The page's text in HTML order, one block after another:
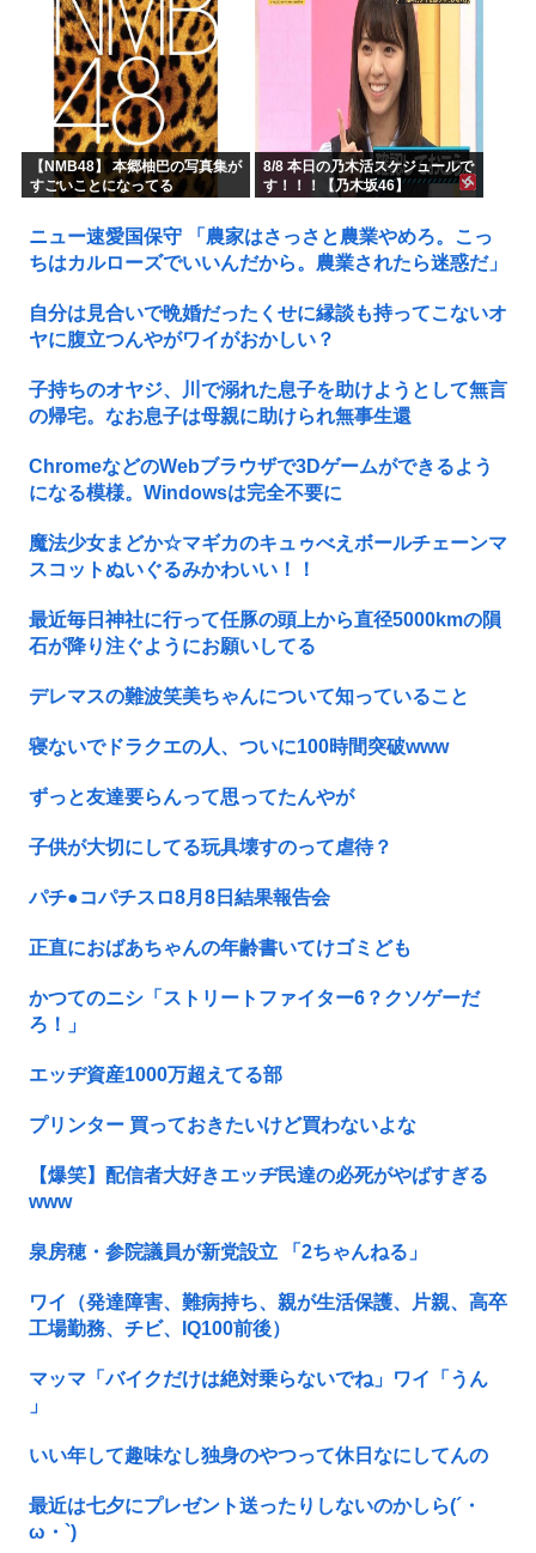
【NMB48】 本郷柚巴の写真集が
すごいことになってる
8/8 本日の乃木活スケジュールで
す！！！【乃木坂46】
ニュー速愛国保守 「農家はさっさと農業やめろ。こっ
ちはカルローズでいいんだから。農業されたら迷惑だ」
自分は見合いで晩婚だったくせに縁談も持ってこないオ
ヤに腹立つんやがワイがおかしい？
子持ちのオヤジ、川で溺れた息子を助けようとして無言
の帰宅。なお息子は母親に助けられ無事生還
ChromeなどのWebブラウザで3Dゲームができるよう
になる模様。Windowsは完全不要に
魔法少女まどか☆マギカのキュゥべえボールチェーンマ
スコットぬいぐるみかわいい！！
最近毎日神社に行って任豚の頭上から直径5000kmの隕
石が降り注ぐようにお願いしてる
デレマスの難波笑美ちゃんについて知っていること
寝ないでドラクエの人、ついに100時間突破www
ずっと友達要らんって思ってたんやが
子供が大切にしてる玩具壊すのって虐待？
パチ●コパチスロ8月8日結果報告会
正直におばあちゃんの年齢書いてけゴミども
かつてのニシ「ストリートファイター6？クソゲーだ
ろ！」
エッヂ資産1000万超えてる部
プリンター 買っておきたいけど買わないよな
【爆笑】配信者大好きエッヂ民達の必死がやばすぎる
www
泉房穂・参院議員が新党設立 「2ちゃんねる」
ワイ（発達障害、難病持ち、親が生活保護、片親、高卒
工場勤務、チビ、IQ100前後）
マッマ「バイクだけは絶対乗らないでね」ワイ「うん
」
いい年して趣味なし独身のやつって休日なにしてんの
最近は七夕にプレゼント送ったりしないのかしら(´・
ω・`)